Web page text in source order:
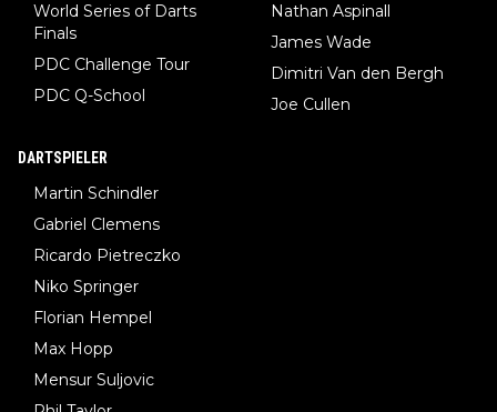
World Series of Darts
Finals
PDC Challenge Tour
PDC Q-School
Nathan Aspinall
James Wade
Dimitri Van den Bergh
Joe Cullen
DARTSPIELER
Martin Schindler
Gabriel Clemens
Ricardo Pietreczko
Niko Springer
Florian Hempel
Max Hopp
Mensur Suljovic